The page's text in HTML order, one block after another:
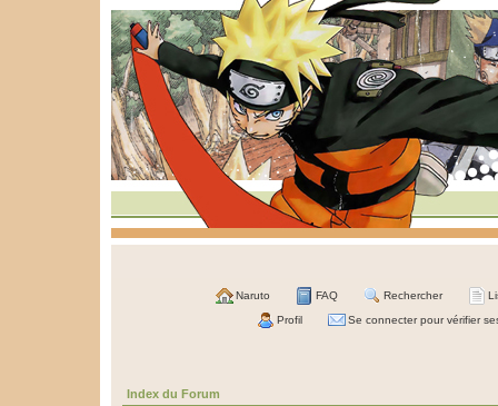
Naruto FAQ Rechercher
Profil Se connecter pour vérifier
Index du Forum